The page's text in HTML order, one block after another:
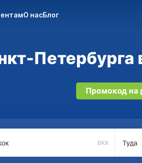
О насБлог
Петербурга
Промокод на
BKK Туда